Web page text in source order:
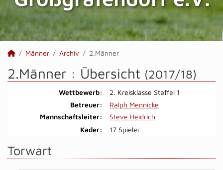
Männer Archiv 2.Männer
2.Männer : Übersicht (2017/18)
Wettbewerb:
2. Kreisklasse Staffel 1
Betreuer:
Ralph Mennicke
Mannschaftsleiter:
Steve Heidrich
Kader:
17 Spieler
Torwart